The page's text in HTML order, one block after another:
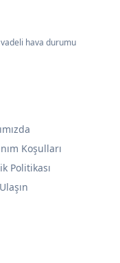
hava durumu
Koşulları
Politikası